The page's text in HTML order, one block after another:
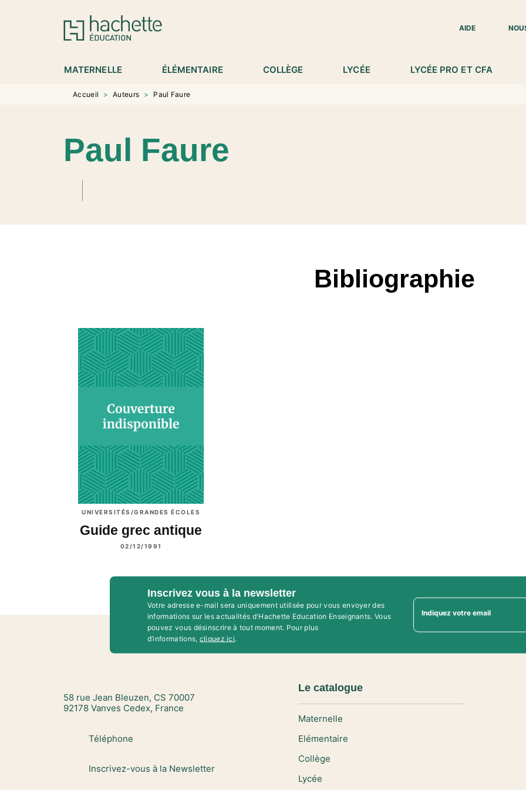
MENU RECHERCHE
AIDE
MATERNELLE ÉLÉMENTAIRE COLLÈGE LYCÉE LYCÉE PRO ET CFA
Accueil > Auteurs > Paul Faure
Paul Faure
Bibliographie
UNIVERSITÉS/GRANDES ÉCOLES
Guide grec antique
02/12/1991
Inscrivez vous à la newsletter
Votre adresse e-mail sera uniquement utilisée pour vous envoyer des
informations sur les actualités d'Hachette Education Enseignants. Vous
pouvez vous désinscrire à tout moment. Pour plus
d’informations, cliquez ici.
Indiquez votre email
58 rue Jean Bleuzen, CS 70007
92178 Vanves Cedex, France
Téléphone
Inscrivez-vous à la Newsletter
Le catalogue
Maternelle
Elémentaire
Collège
Lycée